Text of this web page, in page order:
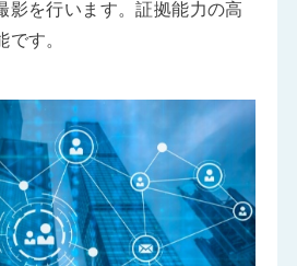
影を行います。証拠能力の高
す。